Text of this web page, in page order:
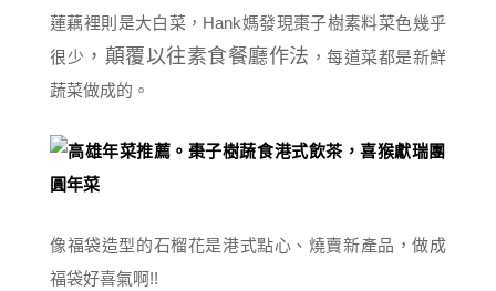
蓮藕裡則是大白菜，Hank媽發現棗子樹素料菜色幾乎
很少 ，顛覆以往素食餐廳作法 ，每道菜都是新鮮
蔬菜做成的。
像福袋造型的石榴花是港式點心、燒賣新產品，做成
福袋好喜氣啊!!